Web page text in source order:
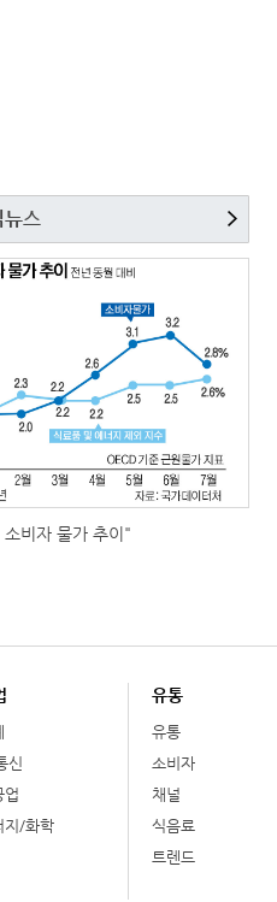
뉴스
비자 물가 추이"
신
업
지/화학
유통
유통
소비자
채널
식음료
트렌드